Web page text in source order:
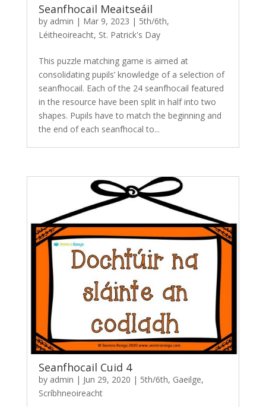
Seanfhocail Meaitseáil
by admin | Mar 9, 2023 | 5th/6th,
Léitheoireacht, St. Patrick's Day
This puzzle matching game is aimed at
consolidating pupils’ knowledge of a selection of
seanfhocail. Each of the 24 seanfhocail featured
in the resource have been split in half into two
shapes. Pupils have to match the beginning and
the end of each seanfhocal to...
Seanfhocail Cuid 4
by admin | Jun 29, 2020 | 5th/6th, Gaeilge,
Scríbhneoireacht